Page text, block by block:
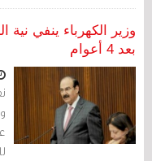
وزير الكهرباء ينفي
بعد 4 أعوام